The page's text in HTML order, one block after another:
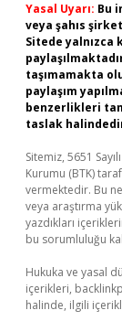
Yasal Uyarı: Bu
veya şahıs
Sitede yalnızca
taşımamakta
paylaşım
benzerlikleri
taslak
Sitemiz, 5651
Kurumu (BTK)
vermektedir. Bu
veya araştırma
yazdıkları
bu sorumluluğu
Hukuka ve yasal
içerikleri,
halinde, ilgili